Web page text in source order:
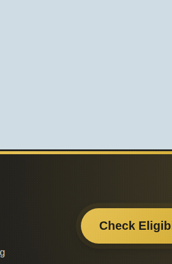
с друзьями:
информацию полезной, добавьте
в закладки и расскажите о нем
сетях.